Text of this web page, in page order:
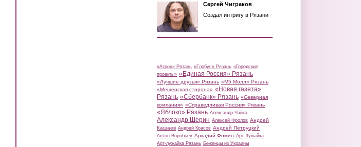
Сергей Чиграков
Создал интригу в Рязани
«Атрон» Рязань «Глобус» Рязань «Городские
проекты» «Единая Россия» Рязань
«Лучшие друзья» Рязань «М5 Молл» Рязань
«Мещерская сторона» «Новая газета»
Рязань «Сбербанк» Рязань «Северная
компания» «Справедливая Россия» Рязань
«Яблоко» Рязань Александр Чайка
Александр Шерин Алексей Фролов Андрей
Кашаев Андрей Красов Андрей Петруцкий
Антон Воробьев Аркадий Фомин Арт-Лужайка
Арт-лужайка Рязань Беженцы из Украины